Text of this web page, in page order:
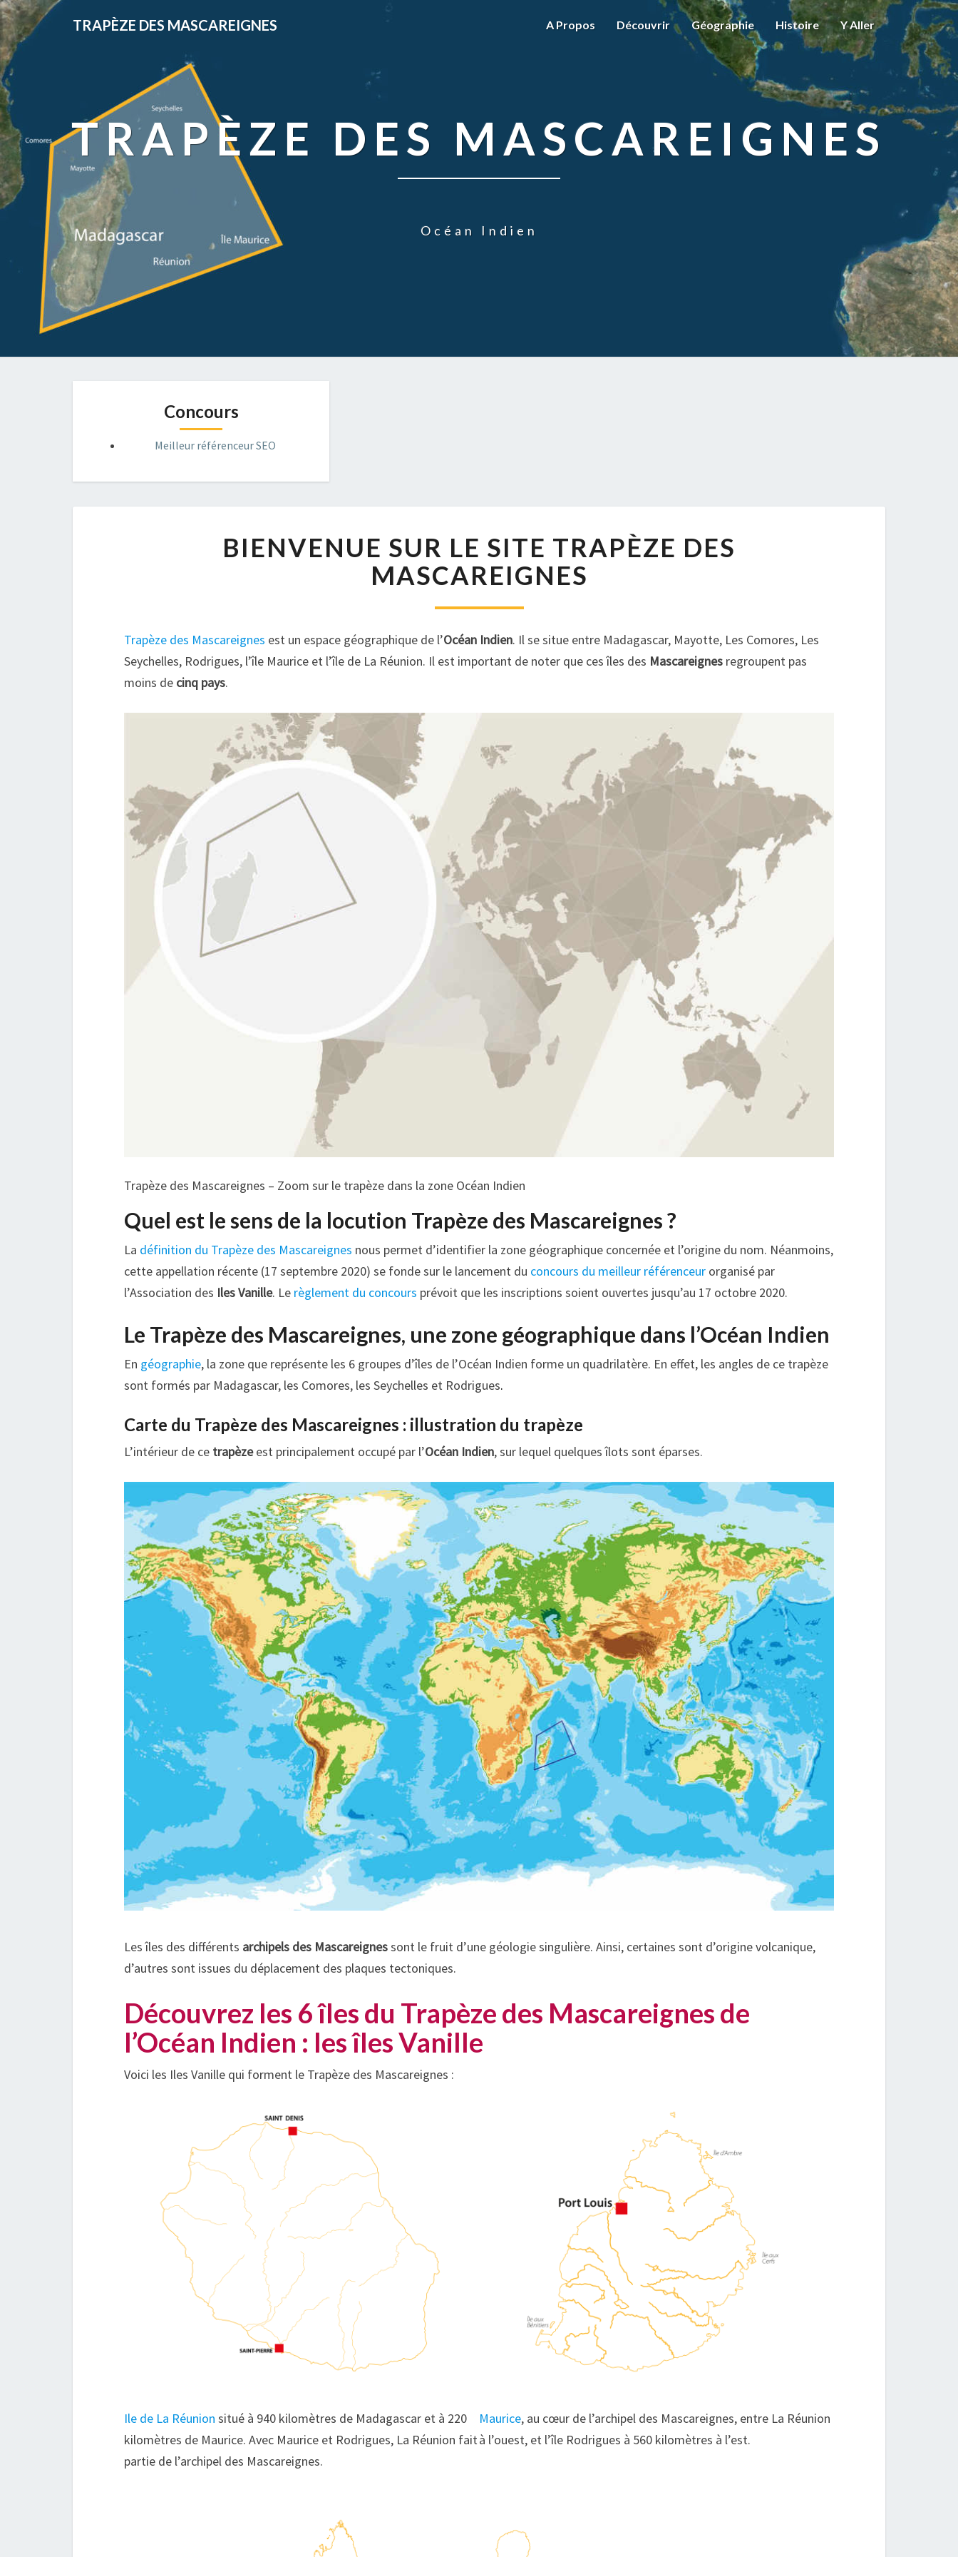
TRAPÈZE DES MASCAREIGNES A Propos Découvrir Géographie Histoire Y Aller
TRAPÈZE DES MASCAREIGNES
Océan Indien
Concours
Meilleur référenceur SEO
SUR
LE
SITE
MASCAREIGNES
BIENVENUE SUR LE SITE TRAPÈZE DES
MASCAREIGNES
Trapèze des Mascareignes est un espace géographique de l’Océan Indien. Il se situe entre Madagascar, Mayotte, Les Comores, Les
Seychelles, Rodrigues, l’île Maurice et l’île de La Réunion. Il est important de noter que ces îles des Mascareignes regroupent pas
moins de cinq pays.
Trapèze des Mascareignes – Zoom sur le trapèze dans la zone Océan Indien
Quel est le sens de la locution Trapèze des Mascareignes ?
La définition du Trapèze des Mascareignes nous permet d’identifier la zone géographique concernée et l’origine du nom. Néanmoins,
cette appellation récente (17 septembre 2020) se fonde sur le lancement du concours du meilleur référenceur organisé par
l’Association des Iles Vanille. Le règlement du concours prévoit que les inscriptions soient ouvertes jusqu’au 17 octobre 2020.
Le Trapèze des Mascareignes, une zone géographique dans l’Océan Indien
En géographie, la zone que représente les 6 groupes d’îles de l’Océan Indien forme un quadrilatère. En effet, les angles de ce trapèze
sont formés par Madagascar, les Comores, les Seychelles et Rodrigues.
Carte du Trapèze des Mascareignes : illustration du trapèze
L’intérieur de ce trapèzeest principalement occupé par l’Océan Indien, sur lequel quelques îlots sont éparses.
Les îles des différents archipels des Mascareignessont le fruit d’une géologie singulière. Ainsi, certaines sont d’origine volcanique,
d’autres sont issues du déplacement des plaques tectoniques.
Découvrez les 6 îles du Trapèze des Mascareignes de
l’Océan Indien : les îles Vanille
Voici les Iles Vanille qui forment le Trapèze des Mascareignes :
Ile de La Réunion situé à 940 kilomètres de Madagascar et à 220
kilomètres de Maurice. Avec Maurice et Rodrigues, La Réunion fait
partie de l’archipel des Mascareignes.
Maurice, au cœur de l’archipel des Mascareignes, entre La Réunion
à l’ouest, et l’île Rodrigues à 560 kilomètres à l’est.